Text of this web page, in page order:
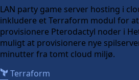
LAN party game server hosting i
inkludere et Terraform modul for
provisionere Pterodactyl noder i
muligt at provisionere nye
minutter fra tomt cloud miljø.
Terraform